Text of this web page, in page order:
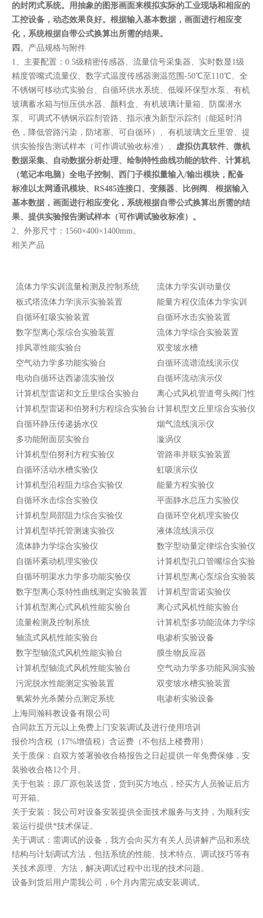
的封闭式系统。用抽象的图形画面来模拟实际的工业现场和相应的
工控设备，动态效果良好。根据输入基本数据，画面进行相应变
化，系统根据自带公式换算出所需的结果。
四、 产品规格与附件
1、主要配置：0.5级精密传感器、流量信号采集器、实时数显1级
精度管嘴式流量仪、数字式温度传感器测温范围-50℃至110℃、全
不锈钢可移动式实验台、自循环供水系统、低噪环保型水泵、有机
玻璃蓄水箱与恒压供水器、颜料盒、有机玻璃计量箱、防腐潜水
泵、可调式不锈钢示踪剂管路、指示液为新型示踪剂（能延时消
色，降低管路污染，防堵塞、可自循环）、有机玻璃文丘里管、提
供实验报告测试样本（可作调试验收标准）、 虚拟仿真软件、微机
数据采集、自动数据分析处理、绘制特性曲线功能的软件、计算机
（笔记本电脑）全电子控制、 西门子模拟量输入/输出模块，配备
标准以太网通讯模块、RS485连接口、变频器、比例阀
根据输入
基本数据，画面进行相应变化，系统根据自带公式换算出所需的结
果、提供实验报告测试样本（可作调试验收标准）。
2、外形尺寸：1560×400×1400mm。
相关产品
流体力学实训流量检测及控制系统
流体力学实训动量仪
板式塔流体力学演示实验装置
能量方程仪流体力学实训
自循环虹吸实验装置
自循环水击实验装置
数字型离心泵综合实验装置
流体力学综合实验装置
排风罩性能实验台
双变坡水槽
空气动力学多功能实验台
自循环流谱流线演示仪
电动自循环达西渗流实验仪
自循环流动演示仪
计算机型雷诺和文丘里综合实验台
离心式风机管道弯头阀门性
计算机型雷诺和伯努利方程综合实验台 计算机型文丘里综合实验仪
自循环静压传递扬水仪
烟气流线演示仪
多功能附面层实验台
漩涡仪
计算机型伯努利方程实验仪
管路串并联实验装置
自循环活动水槽实验仪
虹吸演示仪
计算机型沿程阻力综合实验仪
能量方程实验仪
自循环水击综合实验仪
平面静水总压力实验仪
计算机型局部阻力综合实验仪
自循环空化机理实验仪
计算机型毕托管测速实验仪
液体流线演示仪
流体静力学综合实验仪
数字型动量定律综合实验仪
自循环紊动机理实验仪
计算机型孔口管嘴综合实验
自循环明渠水力学多功能实验仪
计算机型离心泵综合实验装
数字型离心泵特性曲线测定实验装置
计算机型雷诺实验仪
计算机型离心式风机性能实验台
离心式风机性能实验台
流量检测及控制系统
计算机型多功能流体力学综
轴流式风机性能实验台
电渗析实验设备
数字型轴流式风机性能实验台
膜生物反应器
计算机型轴流式风机性能实验台
空气动力学多功能风洞实验
污泥脱水性能测定实验装置
双变坡水槽实验装置
氧紫外光杀菌分点测定系统
电渗析实验设备
上海同瀚科教设备有限公司
合同款五万元以上免费上门安装调试及进行使用培训
报价均含税（17%增值税）含运费（不包括上楼费用）
关于质保：自双方签署验收合格报告之日起提供一年免费保修，安
装验收合格12个月。
关于包装：原厂原包装送货，货到买方地点，经买方人员验证后方
可开箱。
关于安装：我公司对设备安装提供全面技术服务与支持，为顺利安
装运行提供*技术保证。
关于调试：需调试的设备，我方会向买方有关人员讲解产品和系统
结构与计划调试方法，包括系统的性能、技术特点、调试技巧等有
关技术原理、方法，解决调试过程中出现的技术问题。
设备到货后用户需我公司，6个月内需完成安装调试。